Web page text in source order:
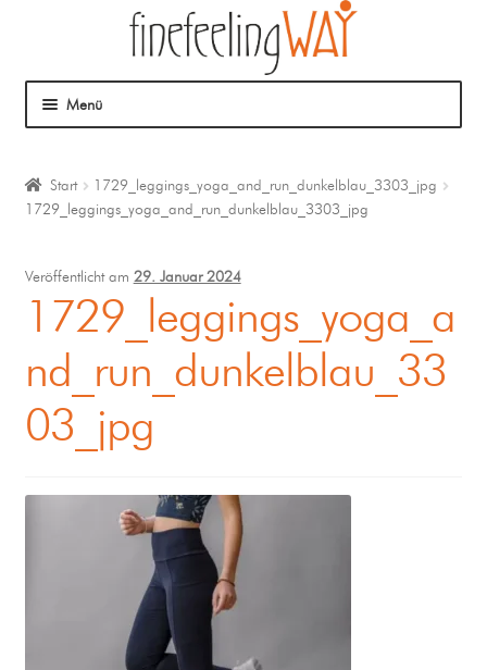
Menü
Mein Angebot
Coaching
Klangmassage
Start
1729_leggings_yoga_and_run_dunkelblau_3303_jpg
1729_leggings_yoga_and_run_dunkelblau_3303_jpg
Veröffentlicht am 29. Januar 2024
1729_leggings_yoga_a
nd_run_dunkelblau_33
03_jpg